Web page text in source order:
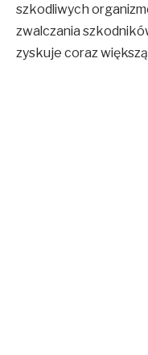
szkodliwych
zwalczania
zyskuje coraz